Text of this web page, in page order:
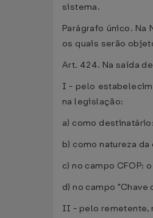
sistema.
Parágrafo único.
os quais serão
Art. 424. Na saída
I - pelo
na legislação:
a) como
b) como natureza
c) no campo CFOP:
d) no campo
II - pelo remetente,